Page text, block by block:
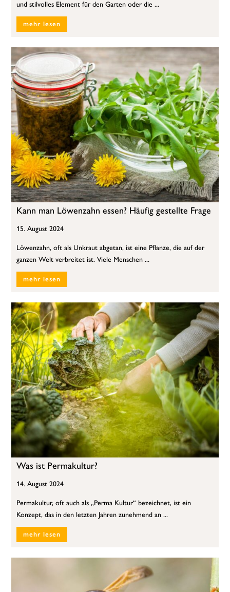
und stilvolles Element für den Garten oder die ...
mehr lesen
Kann man Löwenzahn essen? Häufig gestellte Frage
15. August 2024
Löwenzahn, oft als Unkraut abgetan, ist eine Pflanze, die auf der
ganzen Welt verbreitet ist. Viele Menschen ...
mehr lesen
Was ist Permakultur?
14. August 2024
Permakultur, oft auch als „Perma Kultur“ bezeichnet, ist ein
Konzept, das in den letzten Jahren zunehmend an ...
mehr lesen